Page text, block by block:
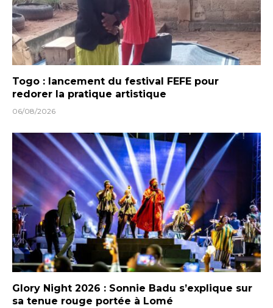
Togo : lancement du festival FEFE pour
redorer la pratique artistique
06/08/2026
Glory Night 2026 : Sonnie Badu s’explique sur
sa tenue rouge portée à Lomé